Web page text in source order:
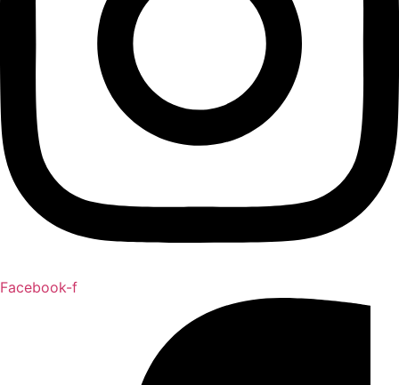
Facebook-f